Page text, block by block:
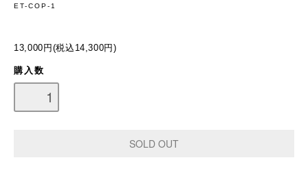
ET-COP-1
13,000円(税込14,300円)
購入数